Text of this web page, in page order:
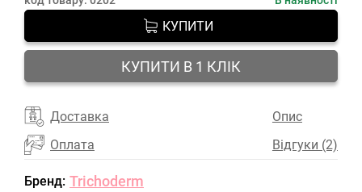
КУПИТИ
КУПИТИ В 1 КЛІК
Доставка
Оплата
Опис
Відгуки (2)
Бренд: Trichoderm